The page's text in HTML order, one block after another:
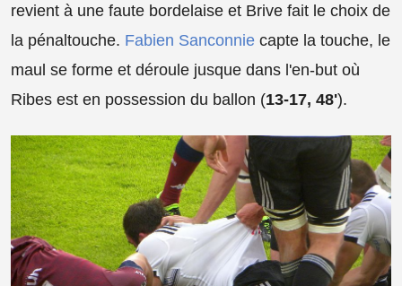
revient à une faute bordelaise et Brive fait le choix de
la pénaltouche. Fabien Sanconnie capte la touche, le
maul se forme et déroule jusque dans l'en-but où
Ribes est en possession du ballon (13-17, 48').